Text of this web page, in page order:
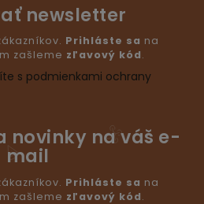
newsletter
Prihláste sa na
zašleme zľavový kód.
s podmienkami ochrany
novinky na váš e-
mail
Prihláste sa na
zašleme zľavový kód.